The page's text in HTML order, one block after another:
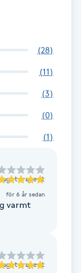
(28)
(11)
(3)
(0)
(1)
för 6 år sedan
varmt